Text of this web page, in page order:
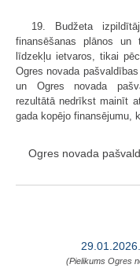
19. Budžeta
finansēšanas plānos un
līdzekļu ietvaros, tikai
Ogres novada
un Ogres novada
rezultātā nedrīkst mainīt
gada kopējo finansējumu,
Ogres novada
29.01.2026.
(Pielikums Ogres